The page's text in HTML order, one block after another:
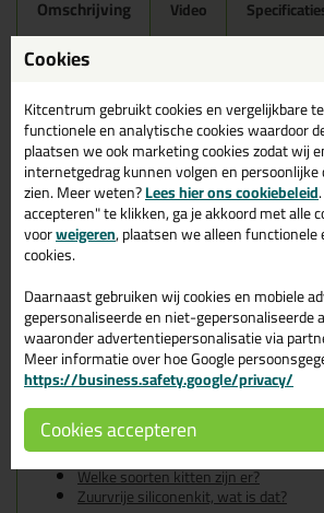
Omschrijving Video
Ottoseal S100
Grijs C02
Zoek je kit in een specifieke kleur?
Ottoseal S100 300ml in de kleur Grijs C02
verschillende toepassingen. Een duurzame
welke makkelijk te verwerken is. Perfect als
kleur zoekt met gegarandeerd een
Ottoseal S100 300ml in kleur Grijs C02
en op werkdagen besteld = morgen in huis.
Wil je meer weten over de toepassing en
product?Lees alles over dit product >
Tips & tricks voor
300ml
In de volgende blogs wordt dit product
De badkamer kitten? Lees hier hoe!
Welke Otto primer heb ik nodig?
Welke soorten kitten zijn er?
Zuurvrije siliconenkit, wat is dat?
Cookies
Kitcentrum gebruikt cookies en vergelijkbare
functionele en analytische cookies waardoor
plaatsen we ook marketing cookies zodat wij
internetgedrag kunnen volgen en
zien. Meer weten?Lees hier ons cookiebeleid
accepteren" te klikken, ga je akkoord met alle
voorweigeren, plaatsen we alleen
cookies.
Daarnaast gebruiken wij cookies en mobiele
gepersonaliseerde en niet-gepersonaliseerde
waaronder advertentiepersonalisatie via
Meer informatie over hoe Google
https://business.safety.google/privacy/
Cookies accepteren